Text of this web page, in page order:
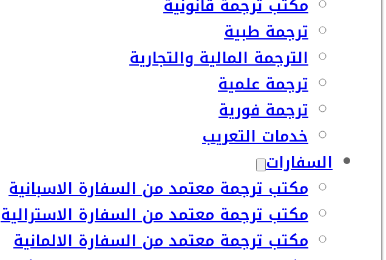
ترجمة طبية
الترجمة المالية والتجارية
ترجمة علمية
ترجمة فورية
خدمات التعريب
السفارات
مكتب ترجمة معتمد من السفارة الاسبانية
مكتب ترجمة معتمد من السفارة الاسترالية
مكتب ترجمة معتمد من السفارة الالمانية